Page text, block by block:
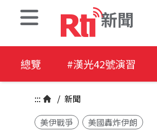
新聞
總覽 #漢光42號演習
::: / 新聞
美伊戰爭
美國轟炸伊朗